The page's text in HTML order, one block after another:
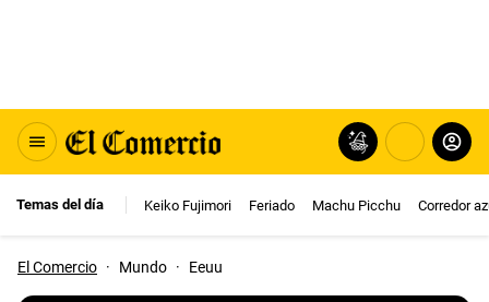
Temas del día Keiko Fujimori Feriado Machu Picchu Corredor
El Comercio · Mundo · Eeuu